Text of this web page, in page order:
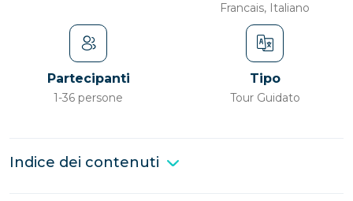
Francais, Italiano
Partecipanti
1-36 persone
Tipo
Tour Guidato
Indice dei contenuti